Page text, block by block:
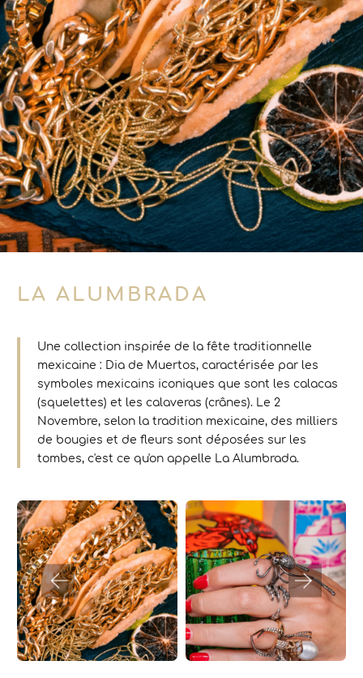
LA ALUMBRADA
Une collection inspirée de la fête traditionnelle
mexicaine : Dia de Muertos, caractérisée par les
symboles mexicains iconiques que sont les calacas
(squelettes) et les calaveras (crânes). Le 2
Novembre, selon la tradition mexicaine, des milliers
de bougies et de fleurs sont déposées sur les
tombes, c'est ce qu'on appelle La Alumbrada.